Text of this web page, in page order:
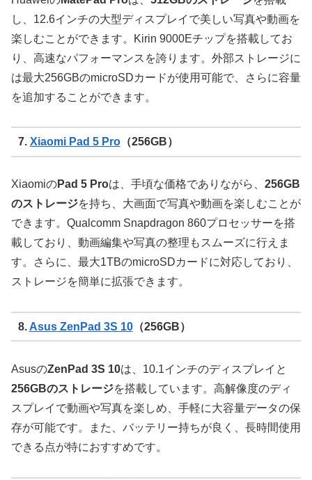
し、12.6インチの大型ディスプレイで美しい写真や動画を
楽しむことができます。Kirin 9000Eチップを搭載してお
り、高速なパフォーマンスを誇ります。外部ストレージに
は最大256GBのmicroSDカードが使用可能で、さらに容量
を追加することができます。
7. Xiaomi Pad 5 Pro（256GB）
XiaomiのPad 5 Proは、手頃な価格でありながら、 256GB
のストレージを持ち、大画面で写真や動画を楽しむことが
できます。Qualcomm Snapdragon 860プロセッサーを搭
載しており、動画編集や写真の整理もスムーズに行えま
す。さらに、最大1TBのmicroSDカードに対応しており、
ストレージを簡単に拡張できます。
8. Asus ZenPad 3S 10（256GB）
AsusのZenPad 3S 10は、10.1インチのディスプレイと
256GBのストレージを搭載しています。高解像度のディ
スプレイで動画や写真を楽しめ、手軽に大容量データの保
存が可能です。また、バッテリー持ちが良く、長時間使用
できる点が特におすすめです。